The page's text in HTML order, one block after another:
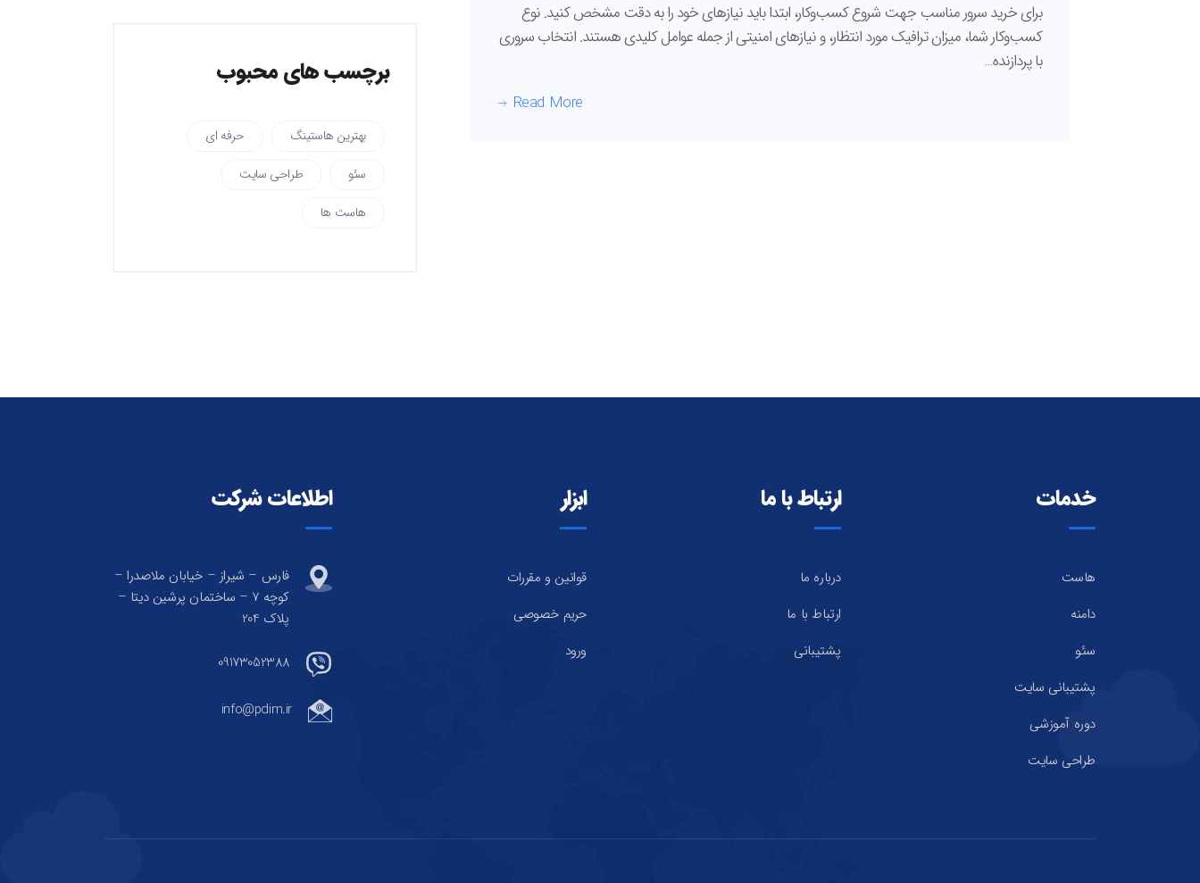
برای خرید سرور مناسب جهت شروع کسب‌وکار، ابتدا باید نیازهای خود را به دقت مشخص کنید. نوع
کسب‌وکار شما، میزان ترافیک مورد انتظار، و نیازهای امنیتی از جمله عوامل کلیدی هستند. انتخاب سروری
با پردازنده…
Read More
برچسب های محبوب
بهترین هاستینگ
حرفه ای
سئو
طراحی سایت
هاست ها
خدمات
هاست
دامنه
سئو
پشتیبانی سایت
دوره آموزشی
طراحی سایت
ارتباط با ما
درباره ما
ارتباط با ما
پشتیبانی
ابزار
قوانین و مقررات
حریم خصوصی
ورود
اطلاعات شرکت
فارس – شیراز – خیابان ملاصدرا –
کوچه 7 – ساختمان پرشین دیتا –
پلاک 204
09173052388
info@pdim.ir